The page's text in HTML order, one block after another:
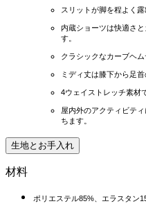
スリットが脚を程よく
内蔵ショーツは快適さ
す。
クラシックなカーブヘ
ミディ丈は膝下から足
4ウェイストレッチ素材
屋内外のアクティビテ
ちます。
生地とお手入れ
材料
ポリエステル85%、エラスタン